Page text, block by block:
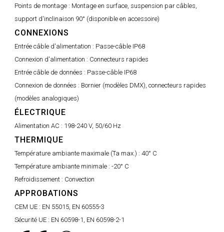
Points de montage : Montage en surface, suspension par câbles,
support d'inclinaison 90° (disponible en accessoire)
CONNEXIONS
Entrée câble d'alimentation : Passe-câble IP68
Connexion d'alimentation : Connecteurs rapides
Entrée câble de données : Passe-câble IP68
Connexion de données : Bornier (modèles DMX), connecteurs rapides
(modèles analogiques)
ÉLECTRIQUE
Alimentation AC : 198-240 V, 50/60 Hz
THERMIQUE
Température ambiante maximale (Ta max.) : 40° C
Température ambiante minimale : -20° C
Refroidissement : Convection
APPROBATIONS
CEM UE : EN 55015, EN 60555-3
Sécurité UE : EN 60598-1, EN 60598-2-1